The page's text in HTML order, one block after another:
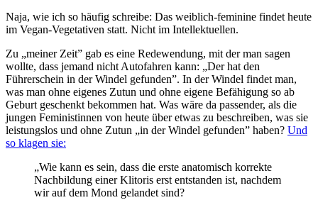
Naja, wie ich so häufig schreibe: Das weiblich-feminine findet heute
im Vegan-Vegetativen statt. Nicht im Intellektuellen.
Zu „meiner Zeit” gab es eine Redewendung, mit der man sagen
wollte, dass jemand nicht Autofahren kann: „Der hat den
Führerschein in der Windel gefunden”. In der Windel findet man,
was man ohne eigenes Zutun und ohne eigene Befähigung so ab
Geburt geschenkt bekommen hat. Was wäre da passender, als die
jungen Feministinnen von heute über etwas zu beschreiben, was sie
leistungslos und ohne Zutun „in der Windel gefunden” haben? Und
so klagen sie:
„Wie kann es sein, dass die erste anatomisch korrekte
Nachbildung einer Klitoris erst entstanden ist, nachdem
wir auf dem Mond gelandet sind?